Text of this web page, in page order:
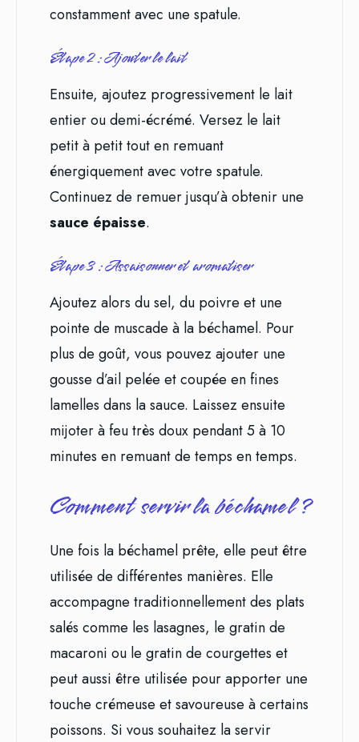
constamment avec une spatule.
Étape 2 : Ajouter le lait
Ensuite, ajoutez progressivement le lait
entier ou demi-écrémé. Versez le lait
petit à petit tout en remuant
énergiquement avec votre spatule.
Continuez de remuer jusqu’à obtenir une
sauce épaisse.
Étape 3 : Assaisonner et aromatiser
Ajoutez alors du sel, du poivre et une
pointe de muscade à la béchamel. Pour
plus de goût, vous pouvez ajouter une
gousse d’ail pelée et coupée en fines
lamelles dans la sauce. Laissez ensuite
mijoter à feu très doux pendant 5 à 10
minutes en remuant de temps en temps.
Comment servir la béchamel ?
Une fois la béchamel prête, elle peut être
utilisée de différentes manières. Elle
accompagne traditionnellement des plats
salés comme les lasagnes, le gratin de
macaroni ou le gratin de courgettes et
peut aussi être utilisée pour apporter une
touche crémeuse et savoureuse à certains
poissons. Si vous souhaitez la servir